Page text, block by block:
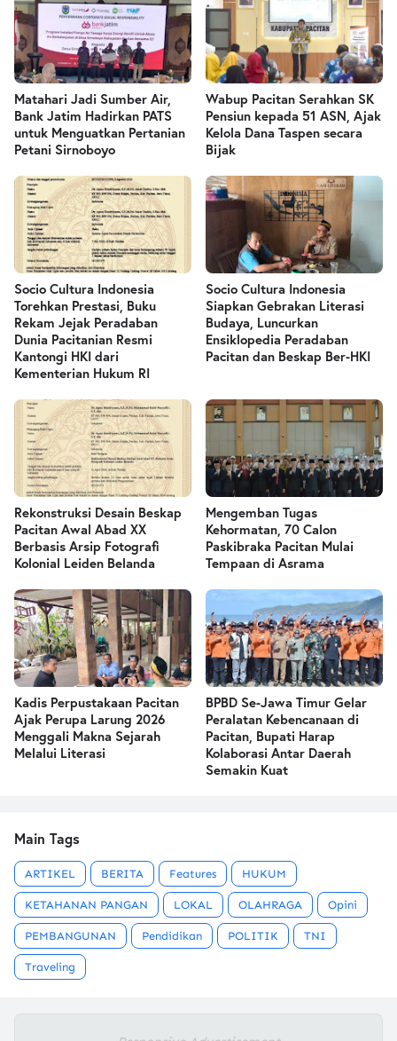
Matahari Jadi Sumber Air,
Bank Jatim Hadirkan PATS
untuk Menguatkan Pertanian
Petani Sirnoboyo
Wabup Pacitan Serahkan SK
Pensiun kepada 51 ASN, Ajak
Kelola Dana Taspen secara
Bijak
Socio Cultura Indonesia
Torehkan Prestasi, Buku
Rekam Jejak Peradaban
Dunia Pacitanian Resmi
Kantongi HKI dari
Kementerian Hukum RI
Socio Cultura Indonesia
Siapkan Gebrakan Literasi
Budaya, Luncurkan
Ensiklopedia Peradaban
Pacitan dan Beskap Ber-HKI
Rekonstruksi Desain Beskap
Pacitan Awal Abad XX
Berbasis Arsip Fotografi
Kolonial Leiden Belanda
Mengemban Tugas
Kehormatan, 70 Calon
Paskibraka Pacitan Mulai
Tempaan di Asrama
Kadis Perpustakaan Pacitan
Ajak Perupa Larung 2026
Menggali Makna Sejarah
Melalui Literasi
BPBD Se-Jawa Timur Gelar
Peralatan Kebencanaan di
Pacitan, Bupati Harap
Kolaborasi Antar Daerah
Semakin Kuat
Main Tags
ARTIKEL BERITA Features HUKUM
KETAHANAN PANGAN LOKAL OLAHRAGA Opini
PEMBANGUNAN Pendidikan POLITIK TNI
Traveling